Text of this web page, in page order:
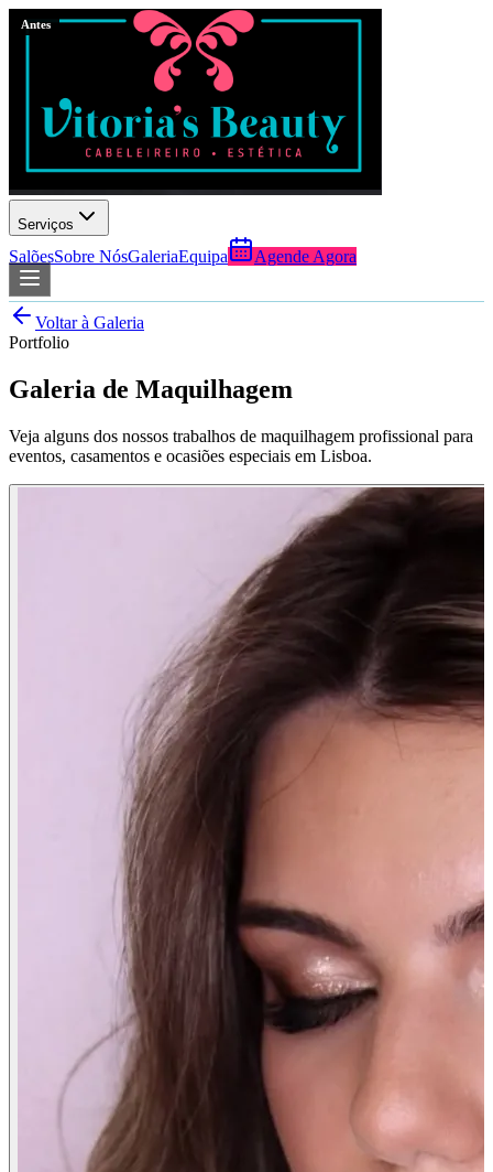
Serviços
SalõesSobre NósGaleriaEquipa Agende Agora
Voltar à Galeria
Portfolio
Galeria de Maquilhagem
Veja alguns dos nossos trabalhos de maquilhagem profissional para
eventos, casamentos e ocasiões especiais em Lisboa.
Antes
Antes